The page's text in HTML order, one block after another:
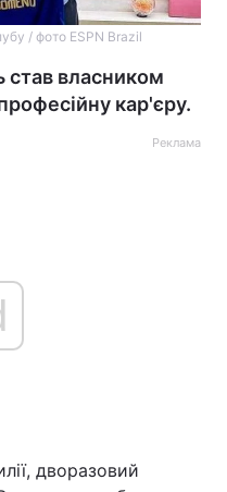
/ фото ESPN Brazil
став власником
кар'єру.
Реклама
дворазовий